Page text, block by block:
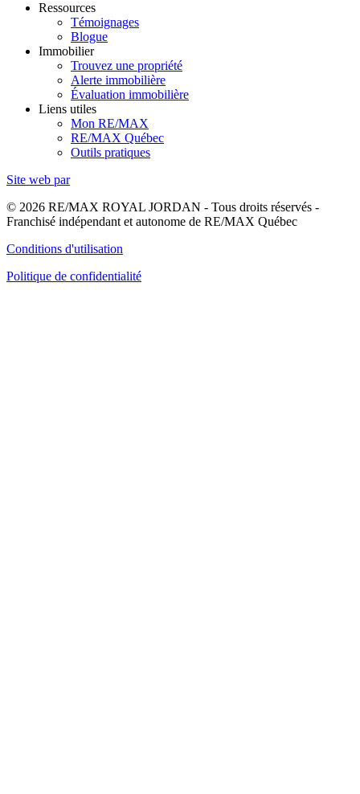
Ressources
Témoignages
Blogue
Immobilier
Trouvez une propriété
Alerte immobilière
Évaluation immobilière
Liens utiles
Mon RE/MAX
RE/MAX Québec
Outils pratiques
Site web par
© 2026 RE/MAX ROYAL JORDAN - Tous droits réservés -
Franchisé indépendant et autonome de RE/MAX Québec
Conditions d'utilisation
Politique de confidentialité